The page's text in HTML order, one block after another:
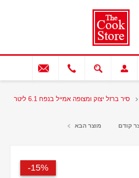
סיר ברזל יצוק ומצופה אמייל בנפח 6.1 ליטר
קודם מוצר הבא
15%-